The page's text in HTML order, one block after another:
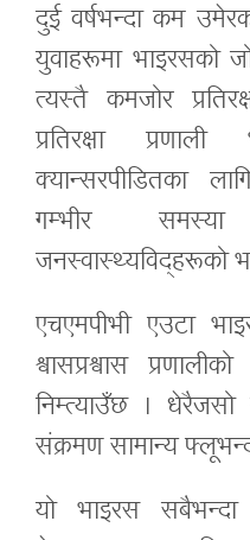
दुई वर्षभन्दा कम
युवाहरूमा भाइरसको
त्यस्तै कमजोर
प्रतिरक्षा
क्यान्सरपीडितका
गम्भीर
जनस्वास्थ्यविद्‍हरूको
एचएमपीभी एउटा
श्वासप्रश्वास
निम्त्याउँछ । धेरैजसो
संक्रमण सामान्य
यो भाइरस